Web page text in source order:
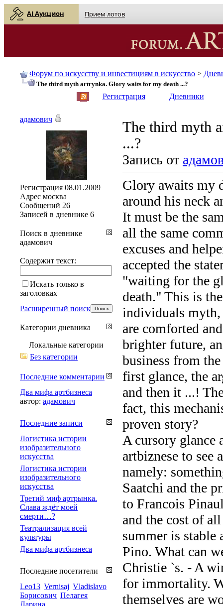
AI Аукцион Прием лотов
Форум по искусству и инвестициям в искусство >
The third myth artrynka. Glory waits for my death ...?
Регистрация Дневники
The third myth
...?
Запись от
Glory awaits my
around his neck
It must be the
all the same
excuses and
accepted the
"waiting for the
death." This is
individuals myth,
are comforted
brighter future,
business from
first glance, the
and then it ...!
fact, this
proven story?
A cursory glance
artbiznese to see
namely:
Saatchi and the
to Francois
and the cost of
summer is stable
Pino. What can
Christie `s. - A
for immortality.
themselves are
адамович
Регистрация 08.01.2009
Адрес москва
Сообщений 26
Записей в дневнике 6
Поиск в дневнике
адамович
Содержит текст:
Искать только в
заголовках
Расширенный поиск
Категории дневника
Локальные категории
Без категории
Последние комментарии
Два мифа артбизнеса
автор: адамович
Последние записи
Логистика истории
изобразительного
искусства
Логистика истории
изобразительного
искусства
Третий миф артрынка.
Слава ждёт моей
смерти…?
Театрализация всей
культуры
Два мифа артбизнеса
Последние посетители
Leo13 Vernisaj Vladislavo
Борисович Пелагея
Ларина